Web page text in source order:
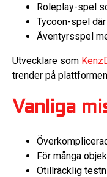
Roleplay-spel
Tycoon-spel
Äventyrsspel
Utvecklare som
trender på
Vanliga
För många
Otillräcklig